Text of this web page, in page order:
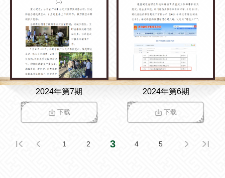
2024年第7期
下载
2024年第6期
下载
1 2 3 4 5